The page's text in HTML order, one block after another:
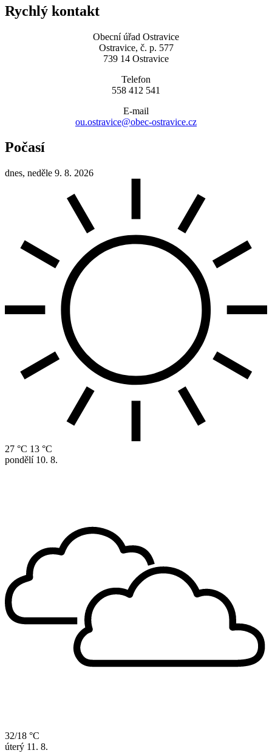
Rychlý kontakt
Obecní úřad Ostravice
Ostravice, č. p. 577
739 14 Ostravice
Telefon
558 412 541
E-mail
ou.ostravice@obec-ostravice.cz
Počasí
dnes, neděle 9. 8. 2026
27 °C 13 °C
pondělí 10. 8.
32/18 °C
úterý 11. 8.